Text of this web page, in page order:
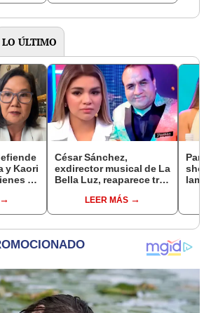
LO ÚLTIMO
y Kaori
la
César Sánchez,
exdirector musical de La
Bella Luz, reaparece tras
Saldaña con polémico
pedido: "Pido respetar
LEER MÁS
el